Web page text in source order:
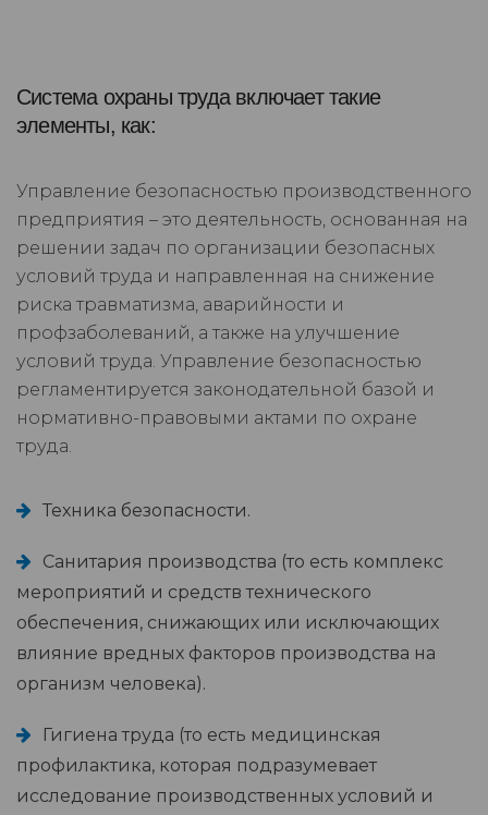
Система охраны труда включает такие
элементы, как:
Управление безопасностью производственного
предприятия – это деятельность, основанная на
решении задач по организации безопасных
условий труда и направленная на снижение
риска травматизма, аварийности и
профзаболеваний, а также на улучшение
условий труда. Управление безопасностью
регламентируется законодательной базой и
нормативно-правовыми актами по охране
труда.
Техника безопасности.
Санитария производства (то есть комплекс
мероприятий и средств технического
обеспечения, снижающих или исключающих
влияние вредных факторов производства на
организм человека).
Гигиена труда (то есть медицинская
профилактика, которая подразумевает
исследование производственных условий и